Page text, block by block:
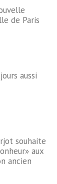
de Paris
aussi
souhaite
aux
ancien